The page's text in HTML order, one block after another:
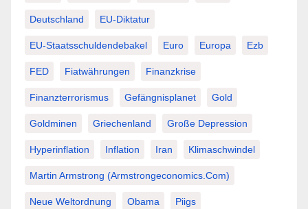
Deutschland EU-Diktatur
EU-Staatsschuldendebakel Euro Europa Ezb
FED Fiatwährungen Finanzkrise
Finanzterrorismus Gefängnisplanet Gold
Goldminen Griechenland Große Depression
Hyperinflation Inflation Iran Klimaschwindel
Martin Armstrong (Armstrongeconomics.com)
Neue Weltordnung Obama Piigs